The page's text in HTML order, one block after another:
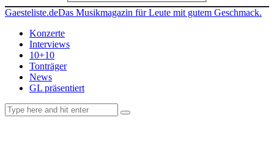
Gaesteliste.deDas Musikmagazin für Leute mit gutem Geschmack.
Konzerte
Interviews
10+10
Tonträger
News
GL präsentiert